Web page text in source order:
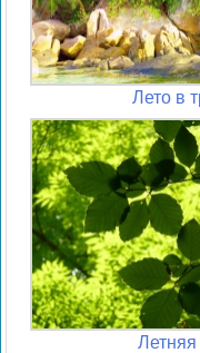
Лето в
Летняя